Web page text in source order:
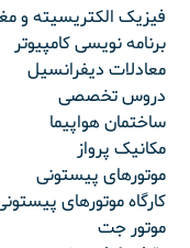
فیزیک الکتریسیته و
برنامه نویسی کامپیوتر
معادلات دیفرانسیل
دروس تخصصی
ساختمان هواپیما
مکانیک پرواز
موتورهای پیستونی
کارگاه موتورهای
موتور جت